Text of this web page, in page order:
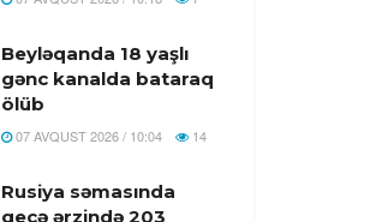
Beyləqanda 18 yaşlı
gənc kanalda bataraq
ölüb
07 AVQUST 2026 / 10:04 14
Rusiya səmasında
gecə ərzində 203